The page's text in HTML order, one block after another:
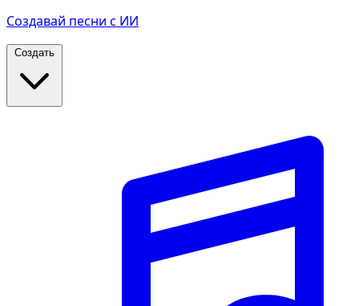
Создавай песни с ИИ
Создать